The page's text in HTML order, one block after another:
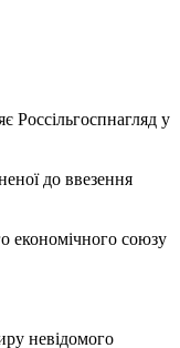
Россільгоспнагляд у
до ввезення
економічного союзу
невідомого